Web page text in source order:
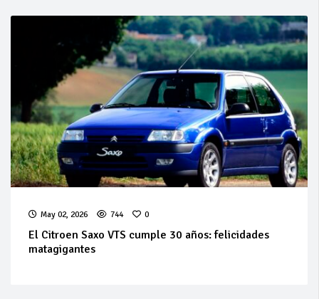
May 02, 2026 744 0
El Citroen Saxo VTS cumple 30 años: felicidades
matagigantes